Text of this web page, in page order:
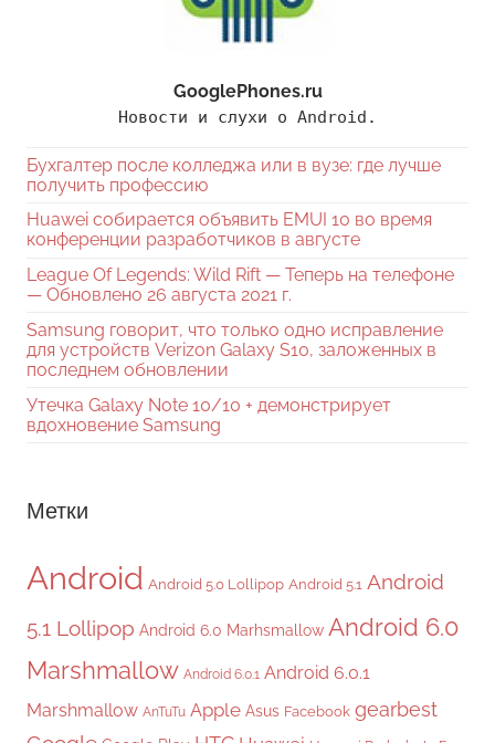
GooglePhones.ru
Новости и слухи о Android.
Бухгалтер после колледжа или в вузе: где лучше
получить профессию
Huawei собирается объявить EMUI 10 во время
конференции разработчиков в августе
League Of Legends: Wild Rift — Теперь на телефоне
— Обновлено 26 августа 2021 г.
Samsung говорит, что только одно исправление
для устройств Verizon Galaxy S10, заложенных в
последнем обновлении
Утечка Galaxy Note 10/10 + демонстрирует
вдохновение Samsung
Метки
Android Android 5.0 Lollipop Android 5.1 Android
5.1 Lollipop Android 6.0 Marhsmallow Android 6.0
Marshmallow Android 6.0.1 Android 6.0.1
Marshmallow AnTuTu Apple Asus Facebook gearbest